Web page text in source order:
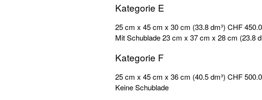
Kategorie E
25 cm x 45 cm x 30 cm (33.8 dm³) CHF
Mit Schublade 23 cm x 37 cm x 28 cm (23.8
Kategorie F
25 cm x 45 cm x 36 cm (40.5 dm³) CHF
Keine Schublade